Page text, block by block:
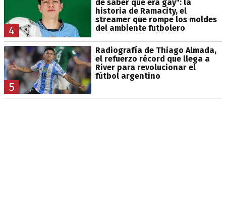
4
de saber que era gay": la
historia de Ramacity, el
streamer que rompe los moldes
del ambiente futbolero
5
Radiografía de Thiago Almada,
el refuerzo récord que llega a
River para revolucionar el
fútbol argentino